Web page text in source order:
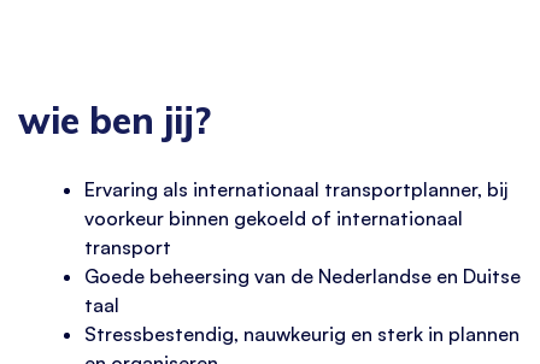
wie ben jij?
Ervaring als internationaal transportplanner, bij
voorkeur binnen gekoeld of internationaal
transport
Goede beheersing van de Nederlandse en Duitse
taal
Stressbestendig, nauwkeurig en sterk in plannen